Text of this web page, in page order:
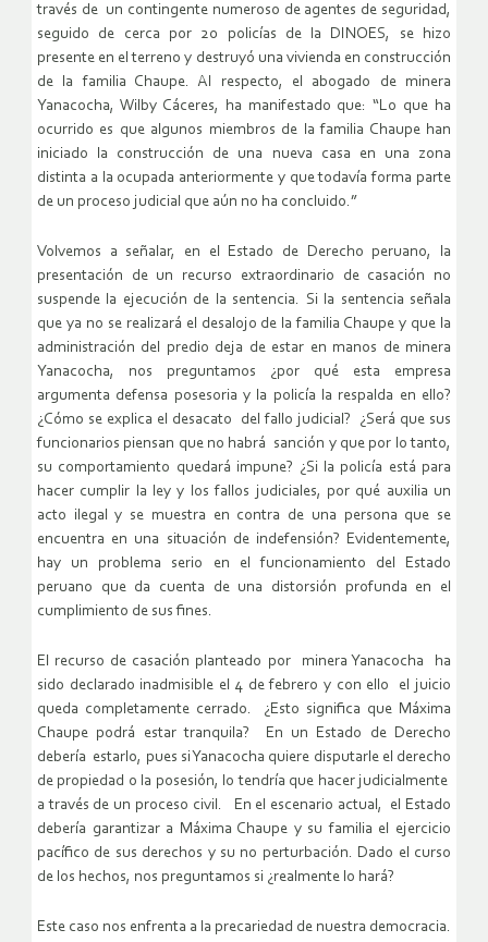
través de un contingente numeroso de agentes de seguridad,
seguido de cerca por 20 policías de la DINOES, se hizo
presente en el terreno y destruyó una vivienda en construcción
de la familia Chaupe. Al respecto, el abogado de minera
Yanacocha, Wilby Cáceres, ha manifestado que: “Lo que ha
ocurrido es que algunos miembros de la familia Chaupe han
iniciado la construcción de una nueva casa en una zona
distinta a la ocupada anteriormente y que todavía forma parte
de un proceso judicial que aún no ha concluido.”
Volvemos a señalar, en el Estado de Derecho peruano, la
presentación de un recurso extraordinario de casación no
suspende la ejecución de la sentencia. Si la sentencia señala
que ya no se realizará el desalojo de la familia Chaupe y que la
administración del predio deja de estar en manos de minera
Yanacocha, nos preguntamos ¿por qué esta empresa
argumenta defensa posesoria y la policía la respalda en ello?
¿Cómo se explica el desacato del fallo judicial? ¿Será que sus
funcionarios piensan que no habrá sanción y que por lo tanto,
su comportamiento quedará impune? ¿Si la policía está para
hacer cumplir la ley y los fallos judiciales, por qué auxilia un
acto ilegal y se muestra en contra de una persona que se
encuentra en una situación de indefensión? Evidentemente,
hay un problema serio en el funcionamiento del Estado
peruano que da cuenta de una distorsión profunda en el
cumplimiento de sus fines.
El recurso de casación planteado por minera Yanacocha ha
sido declarado inadmisible el 4 de febrero y con ello el juicio
queda completamente cerrado. ¿Esto significa que Máxima
Chaupe podrá estar tranquila? En un Estado de Derecho
debería estarlo, pues si Yanacocha quiere disputarle el derecho
de propiedad o la posesión, lo tendría que hacer judicialmente
a través de un proceso civil. En el escenario actual, el Estado
debería garantizar a Máxima Chaupe y su familia el ejercicio
pacífico de sus derechos y su no perturbación. Dado el curso
de los hechos, nos preguntamos si ¿realmente lo hará?
Este caso nos enfrenta a la precariedad de nuestra democracia.